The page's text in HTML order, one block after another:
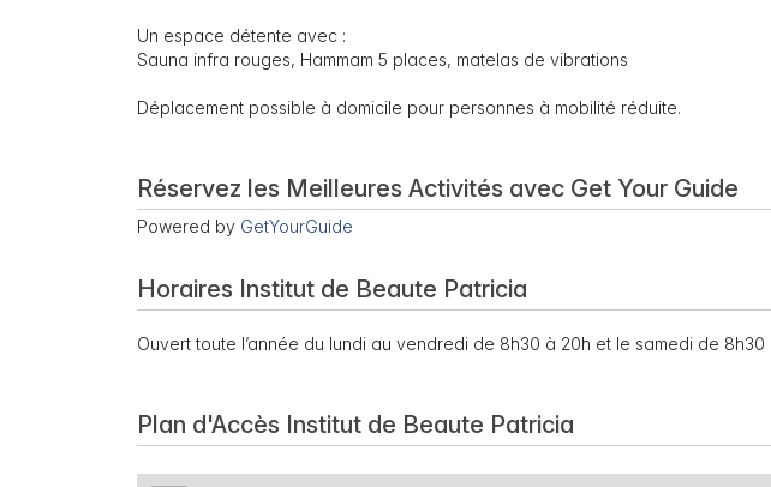
Un espace détente avec :
Sauna infra rouges, Hammam 5 places, matelas de vibrations
Déplacement possible à domicile pour personnes à mobilité réduite.
Réservez les Meilleures Activités avec Get Your Guide
Powered by GetYourGuide
Horaires Institut de Beaute Patricia
Ouvert toute l’année du lundi au vendredi de 8h30 à 20h et le samedi de 8h30
Plan d'Accès Institut de Beaute Patricia